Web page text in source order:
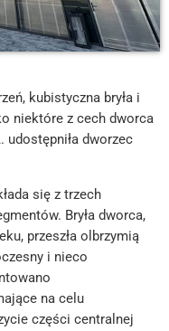
kubistyczna bryła i
niektóre z cech dworca
udostępniła dworzec
się z trzech
Bryła dworca,
przeszła olbrzymią
i nieco
na celu
części centralnej